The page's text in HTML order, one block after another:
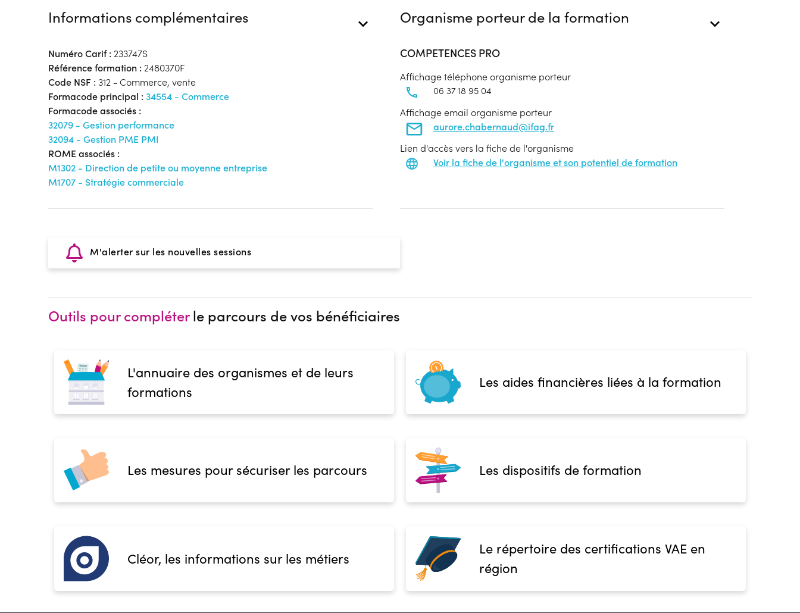
Informations complémentaires
Numéro Carif : 233747S
Référence formation : 2480370F
Code NSF : 312 - Commerce, vente
Formacode principal : 34554 - Commerce
Formacode associés :
32079 - Gestion performance
32094 - Gestion PME PMI
ROME associés :
M1302 - Direction de petite ou moyenne entreprise
M1707 - Stratégie commerciale
Organisme porteur de la formation
COMPETENCES PRO
Affichage téléphone organisme porteur
06 37 18 95 04
Affichage email organisme porteur
aurore.chabernaud@ifag.fr
Lien d'accès vers la fiche de l'organisme
Voir la fiche de l'organisme et son potentiel de formation
M'alerter sur les nouvelles sessions
Outils pour compléterle parcours de vos bénéficiaires
L'annuaire des organismes et de leurs
formations
Les aides financières liées à la formation
Les mesures pour sécuriser les parcours Les dispositifs de formation
Cléor, les informations sur les métiers
Le répertoire des certifications VAE en
région